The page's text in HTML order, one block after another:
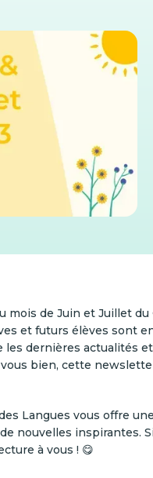
mois de Juin et Juillet du
et futurs élèves sont en
les dernières actualités
bien, cette
Langues vous offre
nouvelles inspirantes.
à vous ! 😋